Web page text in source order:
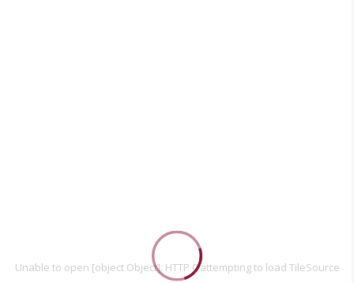
Unable to open [object Object]: HTTP 0 attempting to load TileSource